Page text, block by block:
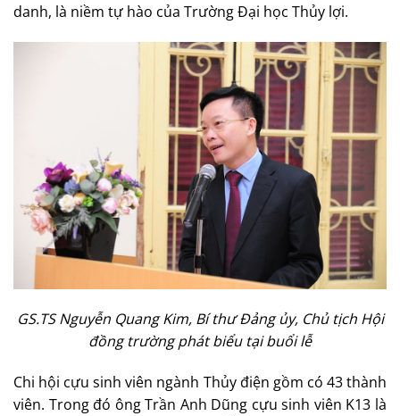
danh, là niềm tự hào của Trường Đại học Thủy lợi.
GS.TS Nguyễn Quang Kim, Bí thư Đảng ủy, Chủ tịch Hội
đồng trường phát biểu tại buổi lễ
Chi hội cựu sinh viên ngành Thủy điện gồm có 43 thành
viên. Trong đó ông Trần Anh Dũng cựu sinh viên K13 là